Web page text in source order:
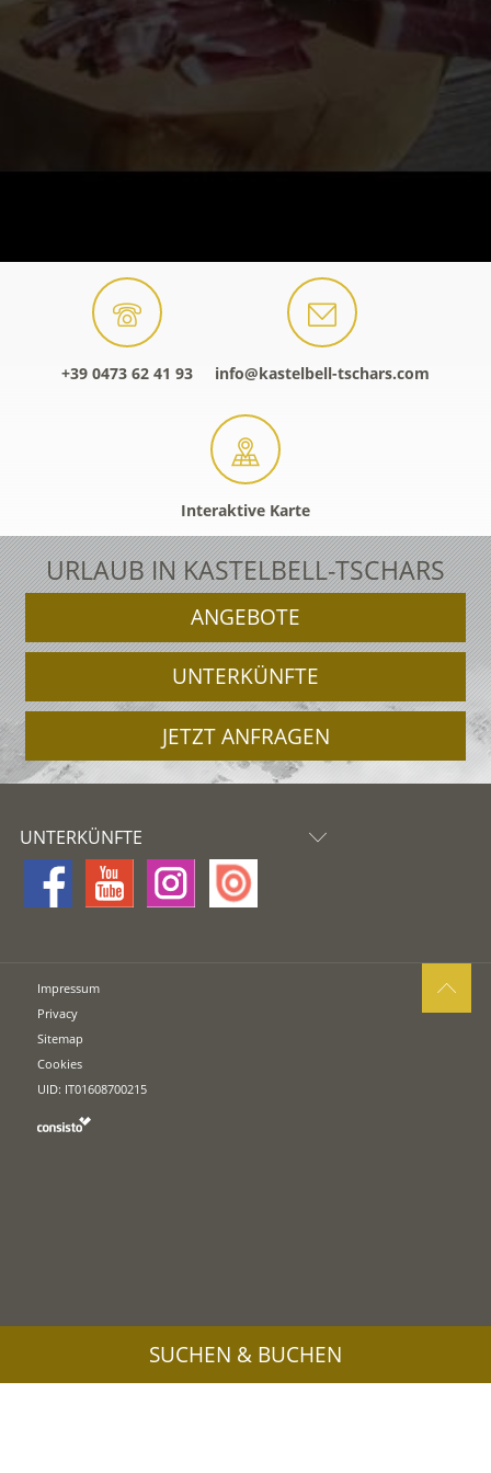
+39 0473 62 41 93 info@kastelbell-tschars.com
Interaktive Karte
URLAUB IN KASTELBELL-TSCHARS
ANGEBOTE
UNTERKÜNFTE
JETZT ANFRAGEN
UNTERKÜNFTE
Impressum
Privacy
Sitemap
Cookies
UID: IT01608700215
SUCHEN & BUCHEN